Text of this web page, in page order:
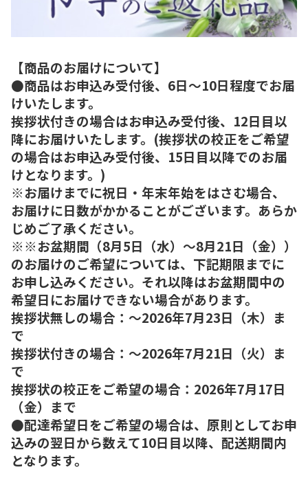
【商品のお届けについて】
●商品はお申込み受付後、6日～10日程度でお届
けいたします。
挨拶状付きの場合はお申込み受付後、12日目以
降にお届けいたします。(挨拶状の校正をご希望
の場合はお申込み受付後、15日目以降でのお届
けとなります。)
※お届けまでに祝日・年末年始をはさむ場合、
お届けに日数がかかることがございます。あらか
じめご了承ください。
※※お盆期間（8月5日（水）～8月21日（金））
のお届けのご希望については、下記期限までに
お申し込みください。それ以降はお盆期間中の
希望日にお届けできない場合があります。
挨拶状無しの場合：～2026年7月23日（木）ま
で
挨拶状付きの場合：～2026年7月21日（火）ま
で
挨拶状の校正をご希望の場合：2026年7月17日
（金）まで
●配達希望日をご希望の場合は、原則としてお申
込みの翌日から数えて10日目以降、配送期間内
となります。